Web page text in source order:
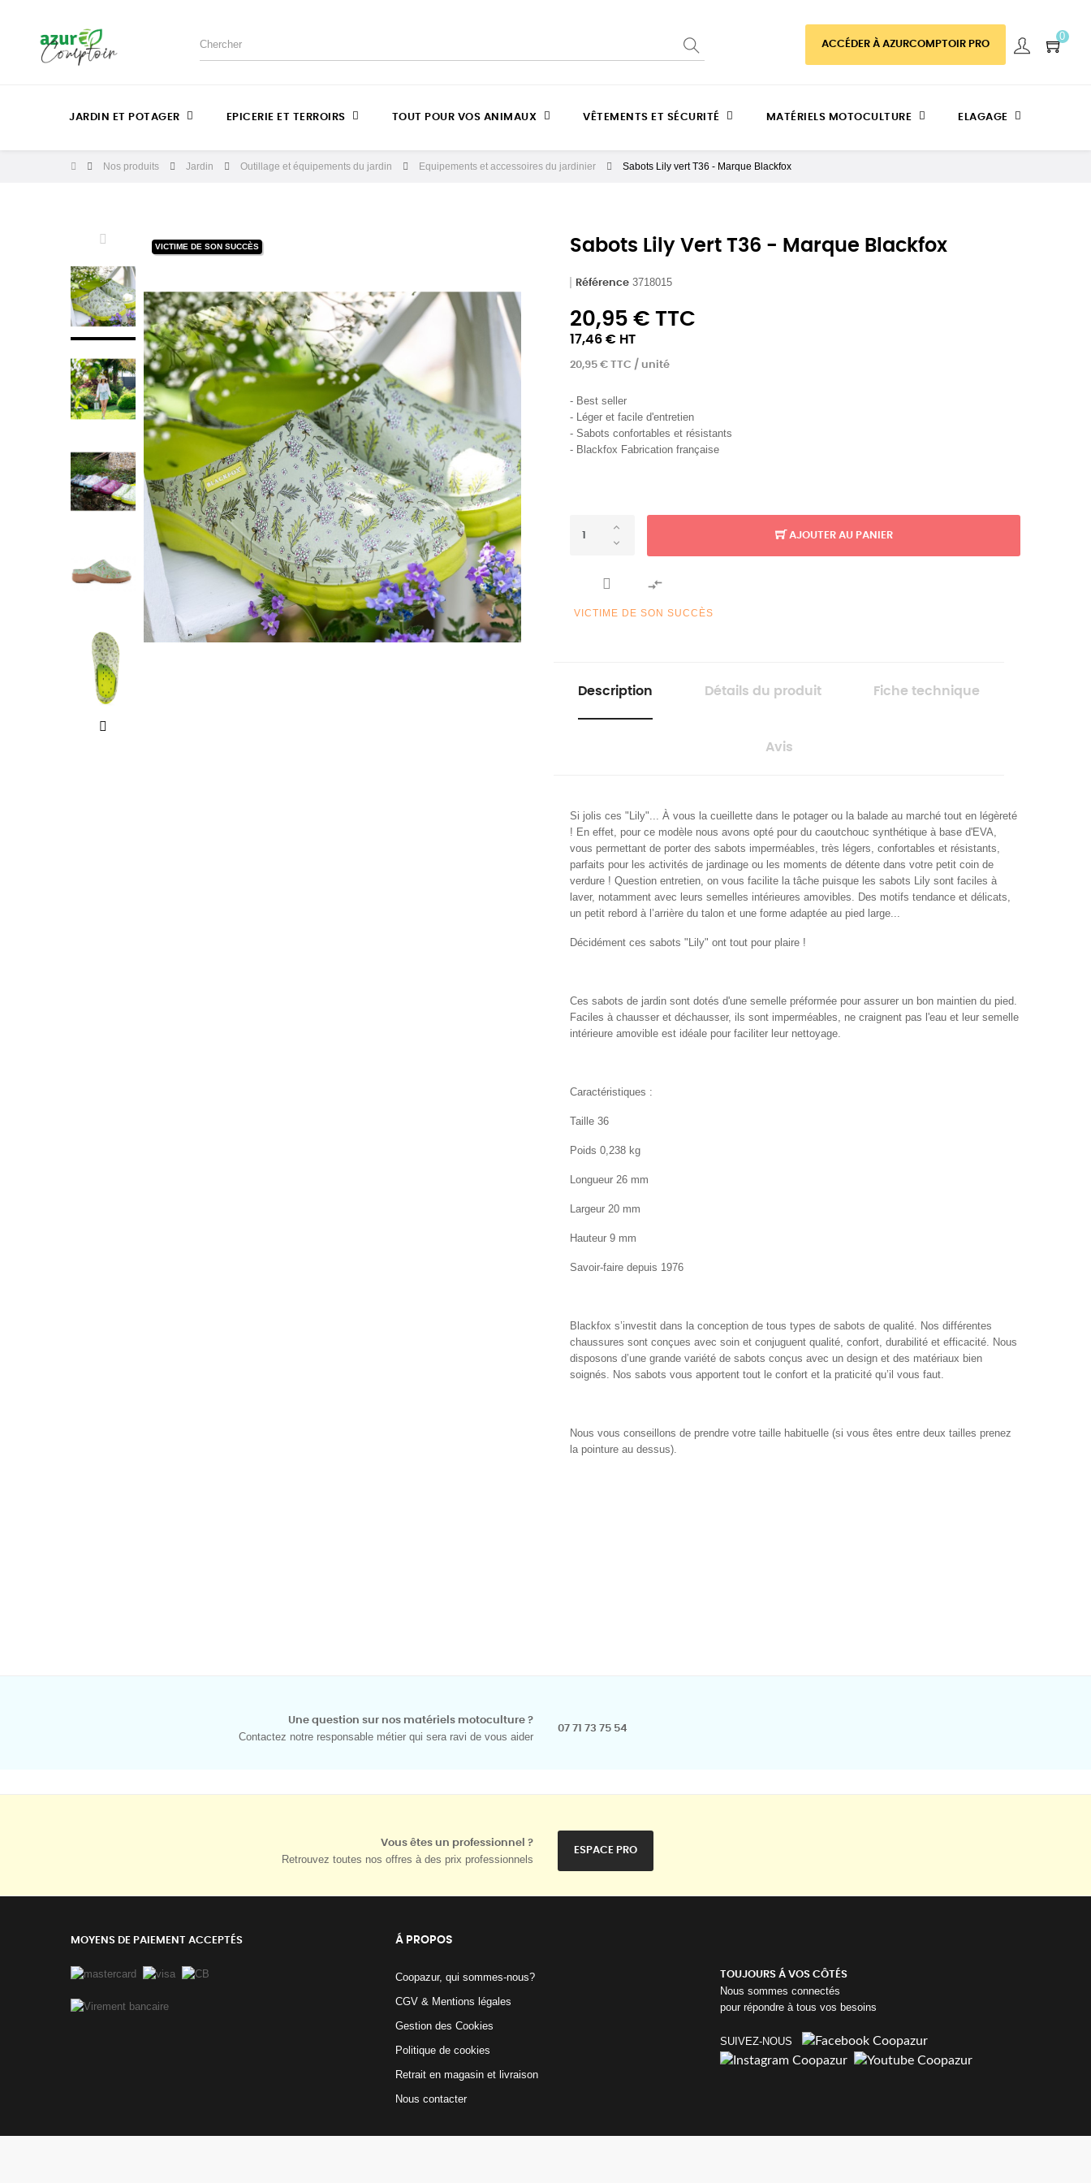
ACCÉDER À AZURCOMPTOIR PRO
0
JARDIN ET POTAGER EPICERIE ET TERROIRS TOUT POUR VOS ANIMAUX VÊTEMENTS ET SÉCURITÉ MATÉRIELS MOTOCULTURE ELAGAGE
Nos produits Jardin Outillage et équipements du jardin Equipements et accessoires du jardinier Sabots Lily vert T36 - Marque Blackfox
VICTIME DE SON SUCCÈS Sabots Lily Vert T36 - Marque Blackfox
Référence 3718015
20,95 € TTC
17,46 € HT
20,95 € TTC / unité
- Best seller
- Léger et facile d'entretien
- Sabots confortables et résistants
- Blackfox Fabrication française
AJOUTER AU PANIER

VICTIME DE SON SUCCÈS
Description Détails du produit Fiche technique
Avis
Si jolis ces "Lily"... À vous la cueillette dans le potager ou la balade au marché tout en légèreté
! En effet, pour ce modèle nous avons opté pour du caoutchouc synthétique à base d'EVA,
vous permettant de porter des sabots imperméables, très légers, confortables et résistants,
parfaits pour les activités de jardinage ou les moments de détente dans votre petit coin de
verdure ! Question entretien, on vous facilite la tâche puisque les sabots Lily sont faciles à
laver, notamment avec leurs semelles intérieures amovibles. Des motifs tendance et délicats,
un petit rebord à l’arrière du talon et une forme adaptée au pied large...
Décidément ces sabots "Lily" ont tout pour plaire !
Ces sabots de jardin sont dotés d'une semelle préformée pour assurer un bon maintien du pied.
Faciles à chausser et déchausser, ils sont imperméables, ne craignent pas l'eau et leur semelle
intérieure amovible est idéale pour faciliter leur nettoyage.
Caractéristiques :
Taille 36
Poids 0,238 kg
Longueur 26 mm
Largeur 20 mm
Hauteur 9 mm
Savoir-faire depuis 1976
Blackfox s’investit dans la conception de tous types de sabots de qualité. Nos différentes
chaussures sont conçues avec soin et conjuguent qualité, confort, durabilité et efficacité. Nous
disposons d’une grande variété de sabots conçus avec un design et des matériaux bien
soignés. Nos sabots vous apportent tout le confort et la praticité qu’il vous faut.
Nous vous conseillons de prendre votre taille habituelle (si vous êtes entre deux tailles prenez
la pointure au dessus).
Une question sur nos matériels motoculture ?
Contactez notre responsable métier qui sera ravi de vous aider
07 71 73 75 54
Vous êtes un professionnel ?
Retrouvez toutes nos offres à des prix professionnels
ESPACE PRO
MOYENS DE PAIEMENT ACCEPTÉS Á PROPOS
Coopazur, qui sommes-nous?
CGV & Mentions légales
Gestion des Cookies
Politique de cookies
Retrait en magasin et livraison
Nous contacter
TOUJOURS Á VOS CÔTÉS
Nous sommes connectés
pour répondre à tous vos besoins
SUIVEZ-NOUS